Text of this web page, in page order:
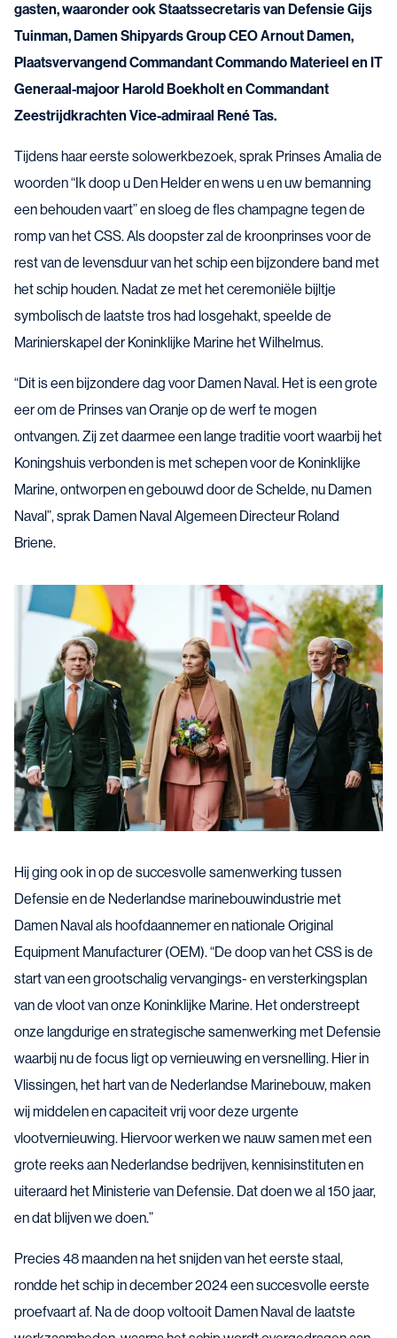
gasten, waaronder ook Staatssecretaris van Defensie Gijs
Tuinman, Damen Shipyards Group CEO Arnout Damen,
Plaatsvervangend Commandant Commando Materieel en IT
Generaal-majoor Harold Boekholt en Commandant
Zeestrijdkrachten Vice-admiraal René Tas.
Tijdens haar eerste solowerkbezoek, sprak Prinses Amalia de
woorden “Ik doop u Den Helder en wens u en uw bemanning
een behouden vaart” en sloeg de fles champagne tegen de
romp van het CSS. Als doopster zal de kroonprinses voor de
rest van de levensduur van het schip een bijzondere band met
het schip houden. Nadat ze met het ceremoniële bijltje
symbolisch de laatste tros had losgehakt, speelde de
Marinierskapel der Koninklijke Marine het Wilhelmus.
“Dit is een bijzondere dag voor Damen Naval. Het is een grote
eer om de Prinses van Oranje op de werf te mogen
ontvangen. Zij zet daarmee een lange traditie voort waarbij het
Koningshuis verbonden is met schepen voor de Koninklijke
Marine, ontworpen en gebouwd door de Schelde, nu Damen
Naval”, sprak Damen Naval Algemeen Directeur Roland
Briene.
Hij ging ook in op de succesvolle samenwerking tussen
Defensie en de Nederlandse marinebouwindustrie met
Damen Naval als hoofdaannemer en nationale Original
Equipment Manufacturer (OEM). “De doop van het CSS is de
start van een grootschalig vervangings- en versterkingsplan
van de vloot van onze Koninklijke Marine. Het onderstreept
onze langdurige en strategische samenwerking met Defensie
waarbij nu de focus ligt op vernieuwing en versnelling. Hier in
Vlissingen, het hart van de Nederlandse Marinebouw, maken
wij middelen en capaciteit vrij voor deze urgente
vlootvernieuwing. Hiervoor werken we nauw samen met een
grote reeks aan Nederlandse bedrijven, kennisinstituten en
uiteraard het Ministerie van Defensie. Dat doen we al 150 jaar,
en dat blijven we doen.”
Precies 48 maanden na het snijden van het eerste staal,
rondde het schip in december 2024 een succesvolle eerste
proefvaart af. Na de doop voltooit Damen Naval de laatste